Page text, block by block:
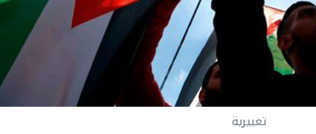
تعبيرية